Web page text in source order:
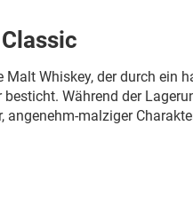
Malt Whiskey, der durch ein
Während der
malziger